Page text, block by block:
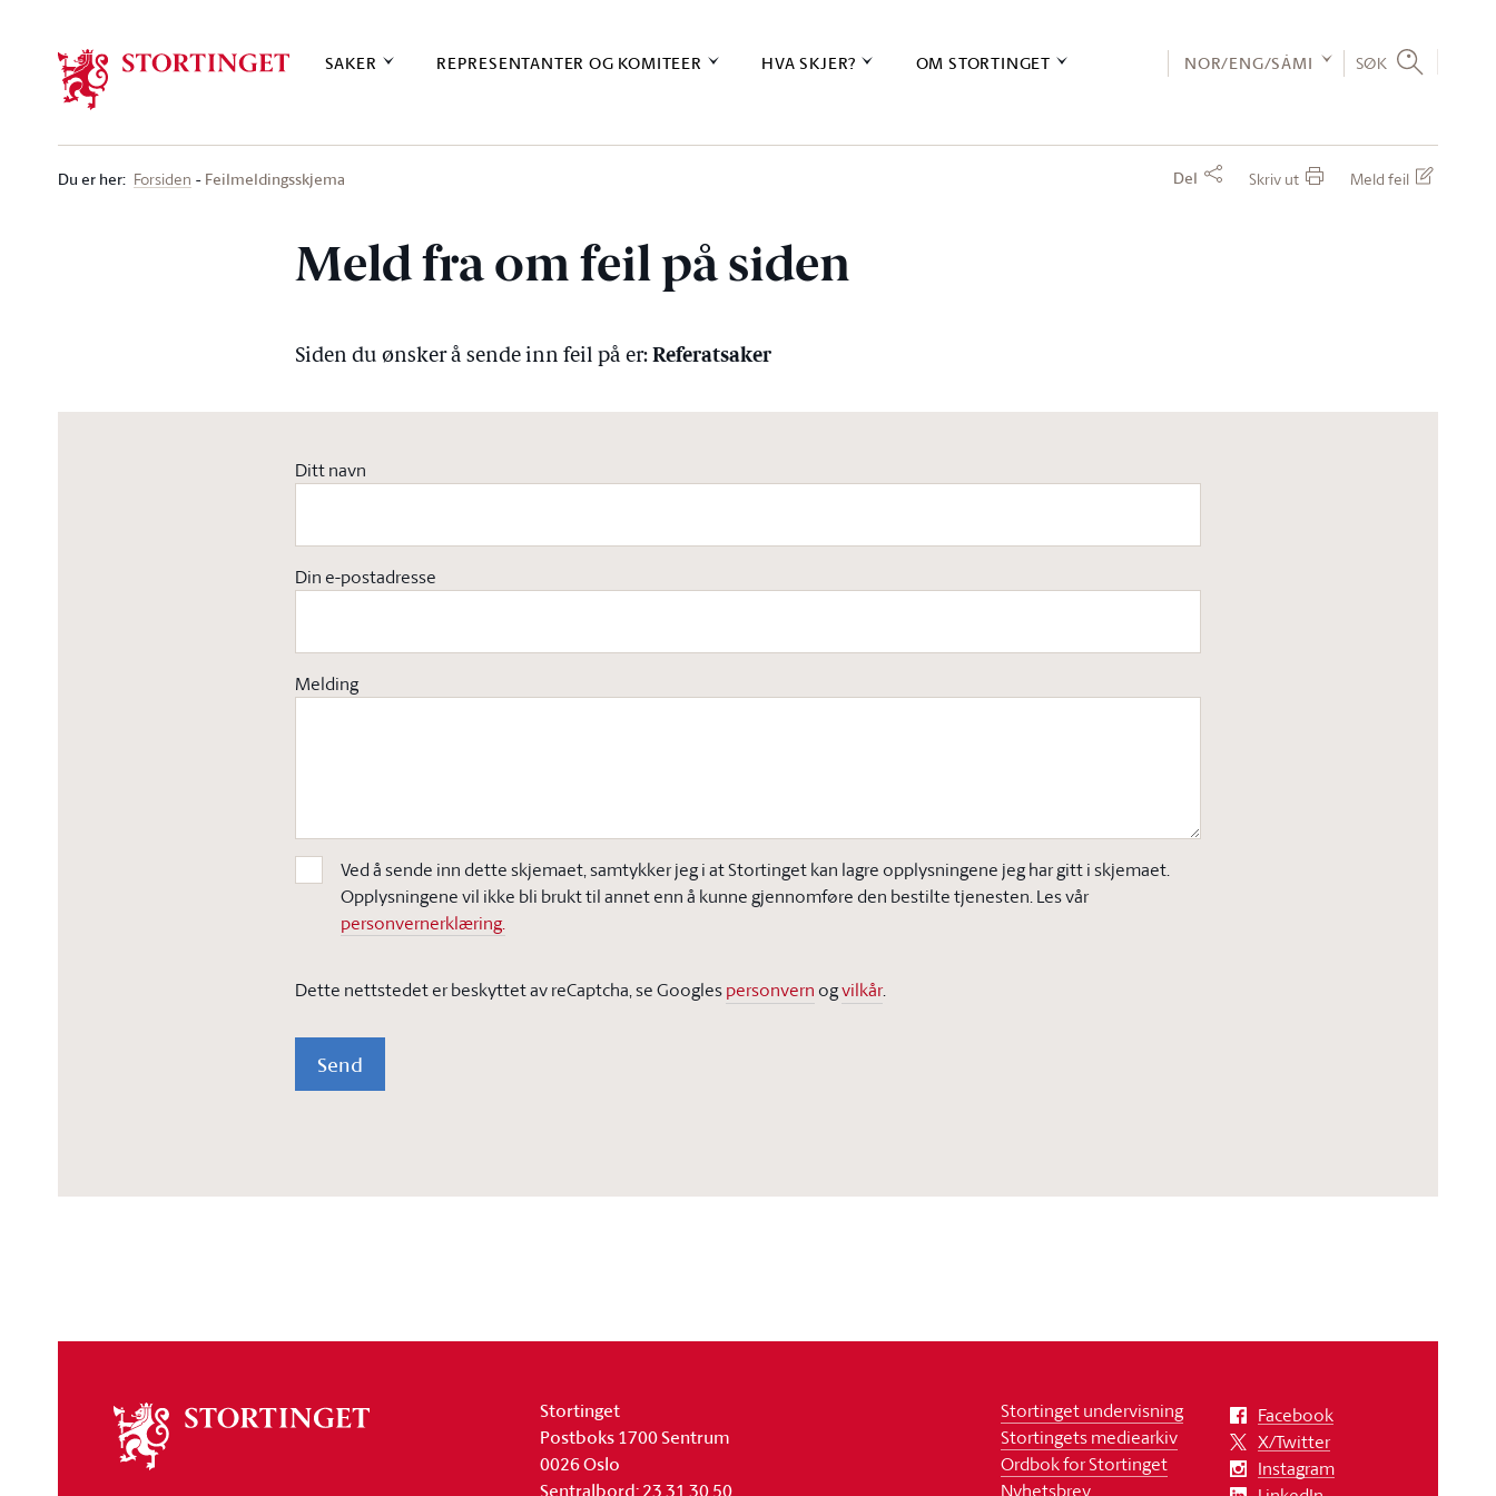
SAKER REPRESENTANTER OG KOMITEER HVA SKJER? OM STORTINGET NOR/ENG/SÁMI SØK
Du er her: Forsiden Feilmeldingsskjema Del Skriv ut Meld feil
Meld fra om feil på siden
Siden du ønsker å sende inn feil på er:Referatsaker
Ditt navn
Din e-postadresse
Melding
Ved å sende inn dette skjemaet, samtykker jeg i at Stortinget kan lagre opplysningene jeg har gitt i skjemaet.
Opplysningene vil ikke bli brukt til annet enn å kunne gjennomføre den bestilte tjenesten. Les vår
personvernerklæring.
Dette nettstedet er beskyttet av reCaptcha, se Googlespersonvern ogvilkår.
Send
stortinget
Stortinget
Postboks 1700 Sentrum
0026 Oslo
Sentralbord: 23 31 30 50
Stortinget undervisning
Stortingets mediearkiv
Ordbok for Stortinget
Nyhetsbrev
Facebook
X/Twitter
Instagram